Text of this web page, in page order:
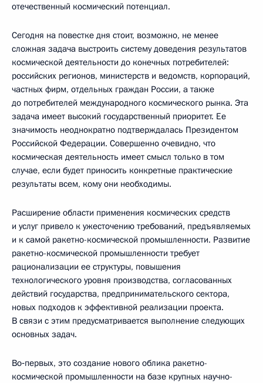
отечественный космический потенциал.
Сегодня на повестке дня стоит, возможно, не менее
сложная задача выстроить систему доведения результатов
космической деятельности до конечных потребителей:
российских регионов, министерств и ведомств, корпораций,
частных фирм, отдельных граждан России, а также
до потребителей международного космического рынка. Эта
задача имеет высокий государственный приоритет. Ее
значимость неоднократно подтверждалась Президентом
Российской Федерации. Совершенно очевидно, что
космическая деятельность имеет смысл только в том
случае, если будет приносить конкретные практические
результаты всем, кому они необходимы.
Расширение области применения космических средств
и услуг привело к ужесточению требований, предъявляемых
и к самой ракетно-космической промышленности. Развитие
ракетно-космической промышленности требует
рационализации ее структуры, повышения
технологического уровня производства, согласованных
действий государства, предпринимательского сектора,
новых подходов к эффективной реализации проекта.
В связи с этим предусматривается выполнение следующих
основных задач.
Во‑первых, это создание нового облика ракетно-
космической промышленности на базе крупных научно-